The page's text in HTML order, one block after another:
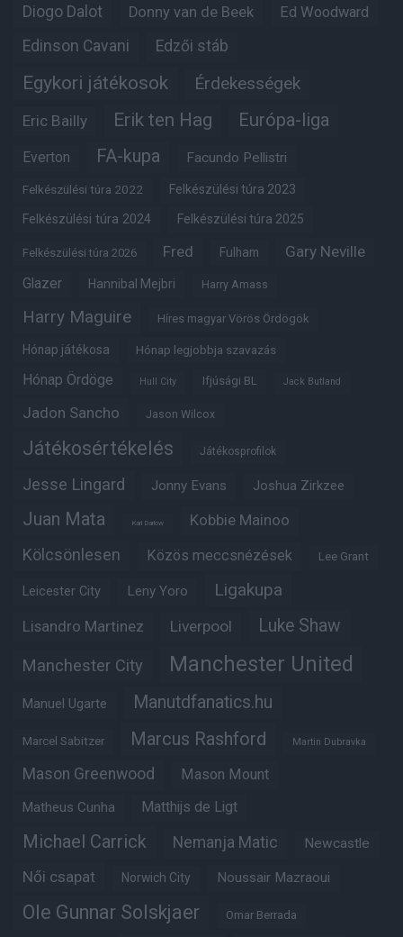
Diogo Dalot Donny van de Beek Ed Woodward
Edinson Cavani Edzői stáb
Egykori játékosok Érdekességek
Eric Bailly Erik ten Hag Európa-liga
Everton FA-kupa Facundo Pellistri
Felkészülési túra 2022 Felkészülési túra 2023
Felkészülési túra 2024 Felkészülési túra 2025
Felkészülési túra 2026 Fred Fulham Gary Neville
Glazer Hannibal Mejbri Harry Amass
Harry Maguire Híres magyar Vörös Ördögök
Hónap játékosa Hónap legjobbja szavazás
Hónap Ördöge Hull City Ifjúsági BL Jack Butland
Jadon Sancho Jason Wilcox
Játékosértékelés Játékosprofilok
Jesse Lingard Jonny Evans Joshua Zirkzee
Juan Mata Karl Darlow Kobbie Mainoo
Kölcsönlesen Közös meccsnézések Lee Grant
Leicester City Leny Yoro Ligakupa
Lisandro Martinez Liverpool Luke Shaw
Manchester City Manchester United
Manuel Ugarte Manutdfanatics.hu
Marcel Sabitzer Marcus Rashford Martin Dubravka
Mason Greenwood Mason Mount
Matheus Cunha Matthijs de Ligt
Michael Carrick Nemanja Matic Newcastle
Női csapat Norwich City Noussair Mazraoui
Ole Gunnar Solskjaer Omar Berrada